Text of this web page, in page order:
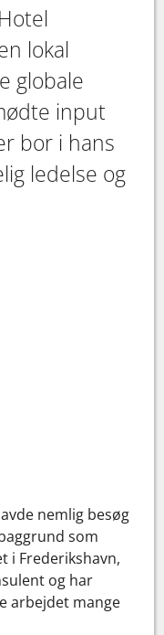
lokal
globale
input
bor i hans
ledelse og
nemlig besøg
som
i Frederikshavn,
og har
arbejdet mange